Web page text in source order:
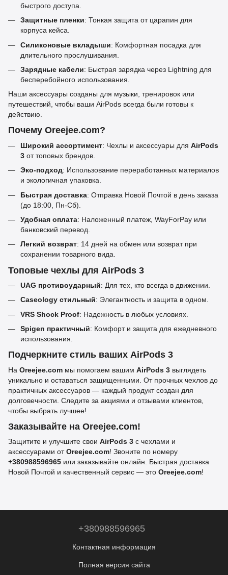
быстрого доступа.
Защитные пленки: Тонкая защита от царапин для
корпуса кейса.
Силиконовые вкладыши: Комфортная посадка для
длительного прослушивания.
Зарядные кабели: Быстрая зарядка через Lightning для
бесперебойного использования.
Наши аксессуары созданы для музыки, тренировок или
путешествий, чтобы ваши AirPods всегда были готовы к
действию.
Почему Oreejee.com?
Широкий ассортимент: Чехлы и аксессуары для AirPods
3 от топовых брендов.
Эко-подход: Использование переработанных материалов
и экологичная упаковка.
Быстрая доставка: Отправка Новой Почтой в день заказа
(до 18:00, Пн-Сб).
Удобная оплата: Наложенный платеж, WayForPay или
банковский перевод.
Легкий возврат: 14 дней на обмен или возврат при
сохранении товарного вида.
Топовые чехлы для AirPods 3
UAG противоударный: Для тех, кто всегда в движении.
Caseology стильный: Элегантность и защита в одном.
VRS Shock Proof: Надежность в любых условиях.
Spigen практичный: Комфорт и защита для ежедневного
использования.
Подчеркните стиль ваших AirPods 3
На Oreejee.com мы помогаем вашим AirPods 3 выглядеть
уникально и оставаться защищенными. От прочных чехлов до
практичных аксессуаров — каждый продукт создан для
долговечности. Следите за акциями и отзывами клиентов,
чтобы выбрать лучшее!
Заказывайте на Oreejee.com!
Защитите и улучшите свои AirPods 3 с чехлами и
аксессуарами отOreejee.com! Звоните по номеру
+380988596965 или заказывайте онлайн. Быстрая доставка
Новой Почтой и качественный сервис — это Oreejee.com!
+380988596965
Контактная информация
Полная версия сайта